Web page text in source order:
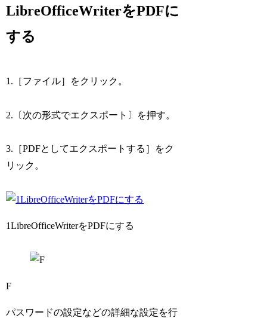
LibreOfficeWriterをPDFに
する
1.［ファイル］をクリック。
2.〔次の形式でエクスポート〕を押す。
3.［PDFとしてエクスポートする］をク
リック。
1LibreOfficeWriterをPDFにする
F
パスワードの設定などの詳細な設定を行